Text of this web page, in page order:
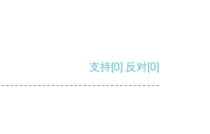
支持[0] 反对[0]